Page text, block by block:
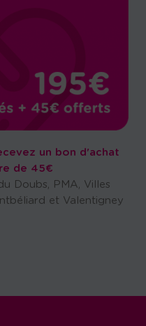
un bon d'achat
de 45€
Doubs, PMA, Villes
et Valentigney